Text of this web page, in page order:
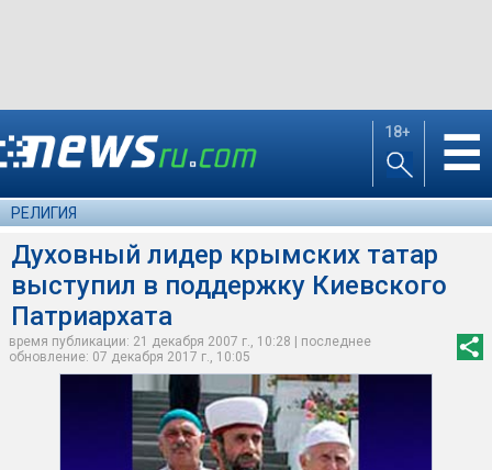
18+ ☰
РЕЛИГИЯ
Духовный лидер крымских татар
выступил в поддержку Киевского
Патриархата
время публикации: 21 декабря 2007 г., 10:28 | последнее
обновление: 07 декабря 2017 г., 10:05